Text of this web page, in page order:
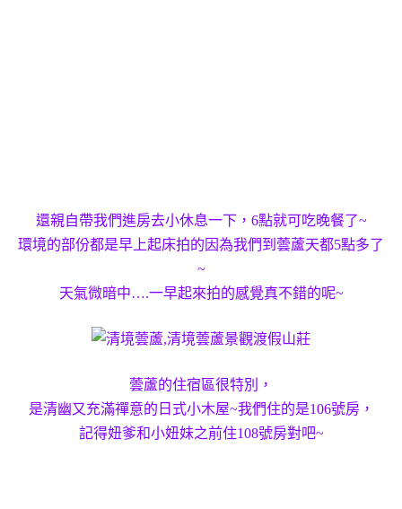
還親自帶我們進房去小休息一下，6點就可吃晚餐了~
環境的部份都是早上起床拍的因為我們到蕓蘆天都5點多了
~
天氣微暗中….一早起來拍的感覺真不錯的呢~
蕓蘆的住宿區很特別，
是清幽又充滿禪意的日式小木屋~我們住的是106號房，
記得妞爹和小妞妹之前住108號房對吧~